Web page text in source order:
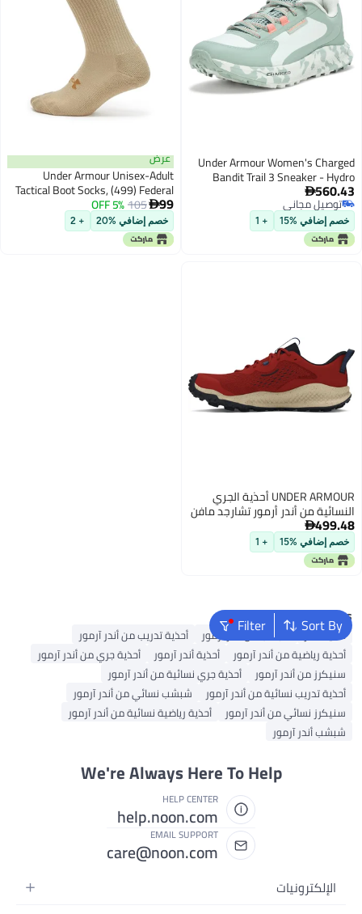
Under Armour Women's Charged
Bandit Trail 3 Sneaker - Hydro
Green/Silica Green/Blush Orange
560.43
توصيل مجاني
توصيل مجاني
خصم إضافي %15 + 1
عرض
Under Armour Unisex-Adult
Tactical Boot Socks, (499) Federal
Tan/Federal Tan/Coyote, Medium
99
105
5% OFF
خصم إضافي %20 + 2
UNDER ARMOUR أحذية الجري
النسائية من أندر أرمور تشارجد مافن
- برتقالي أرضي/أسود/أزرق تقني
499.48
خصم إضافي %15 + 1
Sort By
FilterPopular Searches
أحذية فانز شبشب من أندر آرمور
أحذية تدريب من أندر آرمور
أحذية رياضية من أندر آرمور
أحذية أندر آرمور
أحذية جري من أندر آرمور
سنيكرز من أندر آرمور
أحذية جري نسائية من أندر آرمور
أحذية تدريب نسائية من أندر آرمور
شبشب نسائي من أندر آرمور
سنيكرز نسائي من أندر آرمور
أحذية رياضية نسائية من أندر آرمور
شبشب أندر آرمور
We're Always Here To Help
HELP CENTER
help.noon.com
EMAIL SUPPORT
care@noon.com
الإلكترونيات